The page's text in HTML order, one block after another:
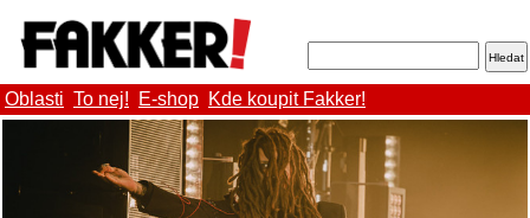
Oblasti To nej! E-shop Kde koupit Fakker!